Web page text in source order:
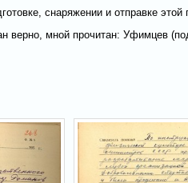
снаряжении и отправке
верно, мной прочитан: Уфимцев